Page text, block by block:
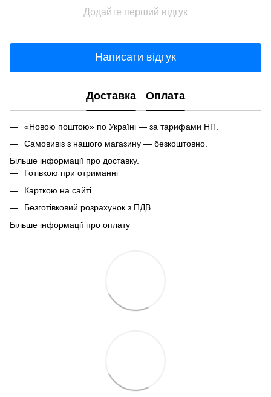
Додайте перший відгук
Написати відгук
Доставка Оплата
«Новою поштою» по Україні — за тарифами НП.
Самовивіз з нашого магазину — безкоштовно.
Більше інформації про доставку.
Готівкою при отриманні
Карткою на сайті
Безготівковий розрахунок з ПДВ
Більше інформації про оплату